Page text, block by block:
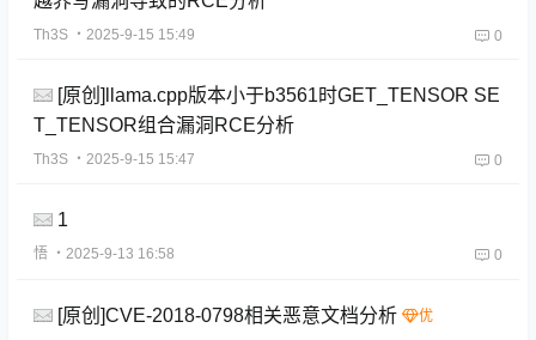
Th3S ・2025-9-15 15:49 0
[原创]llama.cpp版本小于b3561时GET_TENSOR SE
T_TENSOR组合漏洞RCE分析
Th3S ・2025-9-15 15:47 0
1
悟 ・2025-9-13 16:58 0
[原创]CVE-2018-0798相关恶意文档分析